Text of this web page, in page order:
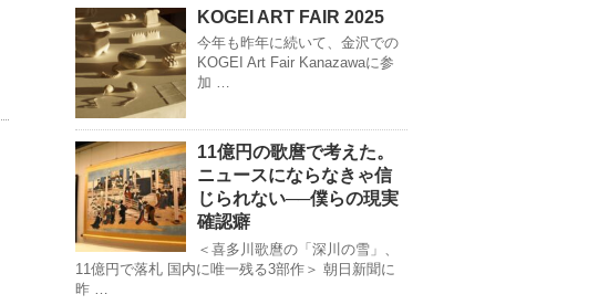
KOGEI ART FAIR 2025
今年も昨年に続いて、金沢での
KOGEI Art Fair Kanazawaに参
加 …
11億円の歌麿で考えた。
ニュースにならなきゃ信
じられない──僕らの現実
確認癖
＜喜多川歌麿の「深川の雪」、
11億円で落札 国内に唯一残る3部作＞ 朝日新聞に
昨 …